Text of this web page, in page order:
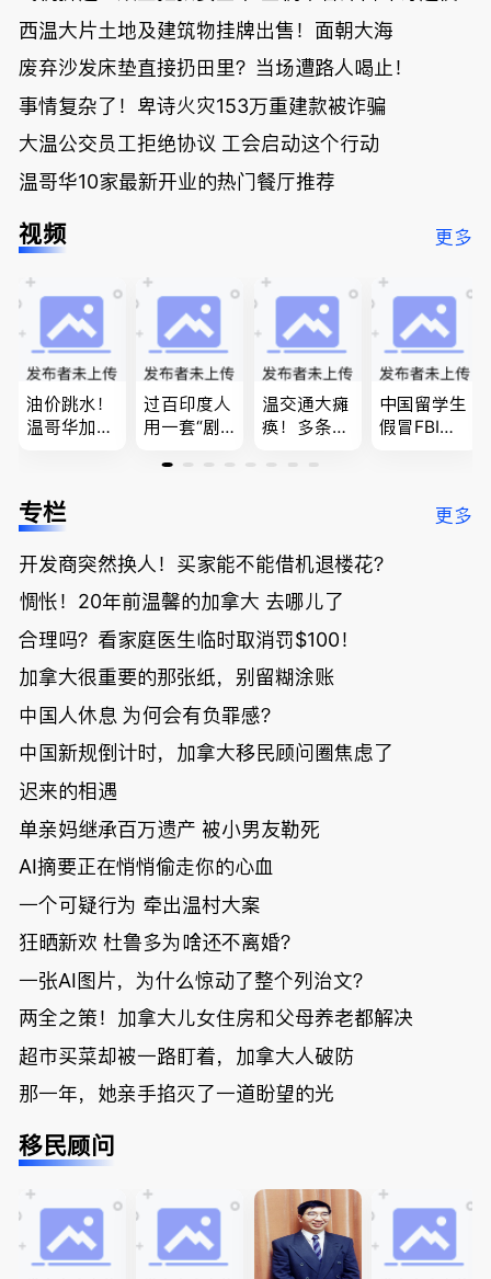
西温大片土地及建筑物挂牌出售！面朝大海
废弃沙发床垫直接扔田里？当场遭路人喝止！
事情复杂了！卑诗火灾153万重建款被诈骗
大温公交员工拒绝协议 工会启动这个行动
温哥华10家最新开业的热门餐厅推荐
视频 更多
油价跳水！
温哥华加油
低；免费狂
送50万磅蔬
温“丑陋土
豆日”冲击
吉尼斯纪
录；惨！留
骗光2万美
元，还被卷
入跨国刑案
账户遭封！
过百印度人
用一套“剧
官：太假
欠款多出$1
9万；突
发！无辜男
孩温哥华市
亡；
温交通大瘫
痪！多条主
底；做顿饭
单；房市崩
盘前兆？加
国租赁市场
恐迎暴跌危
中国留学生
假冒FBI上
夫妻住进殡
专栏 更多
开发商突然换人！买家能不能借机退楼花？
惆怅！20年前温馨的加拿大 去哪儿了
合理吗？看家庭医生临时取消罚$100！
加拿大很重要的那张纸，别留糊涂账
中国人休息 为何会有负罪感？
中国新规倒计时，加拿大移民顾问圈焦虑了
迟来的相遇
单亲妈继承百万遗产 被小男友勒死
AI摘要正在悄悄偷走你的心血
一个可疑行为 牵出温村大案
狂晒新欢 杜鲁多为啥还不离婚？
一张AI图片，为什么惊动了整个列治文？
两全之策！加拿大儿女住房和父母养老都解决
超市买菜却被一路盯着，加拿大人破防
那一年，她亲手掐灭了一道盼望的光
移民顾问